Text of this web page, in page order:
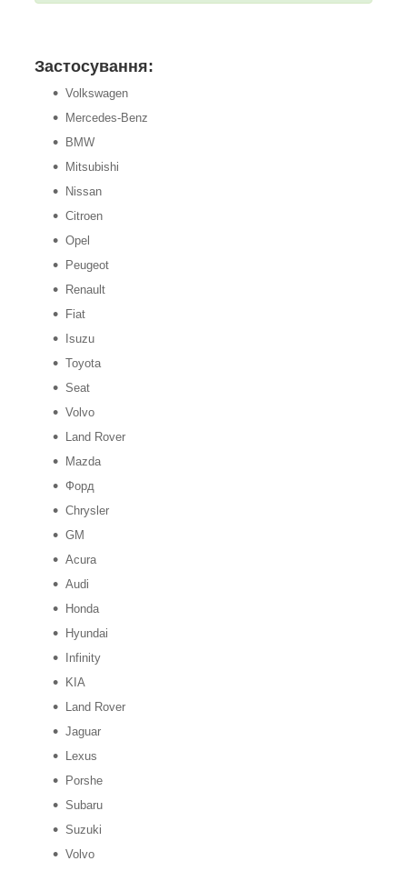
Застосування:
Volkswagen
Mercedes-Benz
BMW
Mitsubishi
Nissan
Citroen
Opel
Peugeot
Renault
Fiat
Isuzu
Toyota
Seat
Volvo
Land Rover
Mazda
Форд
Chrysler
GM
Acura
Audi
Honda
Hyundai
Infinity
KIA
Land Rover
Jaguar
Lexus
Porshe
Subaru
Suzuki
Volvo